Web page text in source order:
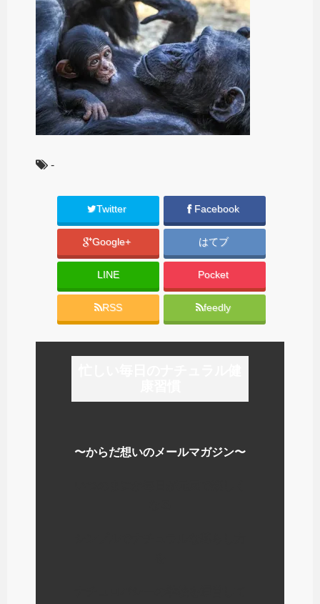
-
Twitter Facebook
Google+ はてブ
LINE Pocket
RSS feedly
〜からだ想いのメールマガジン〜